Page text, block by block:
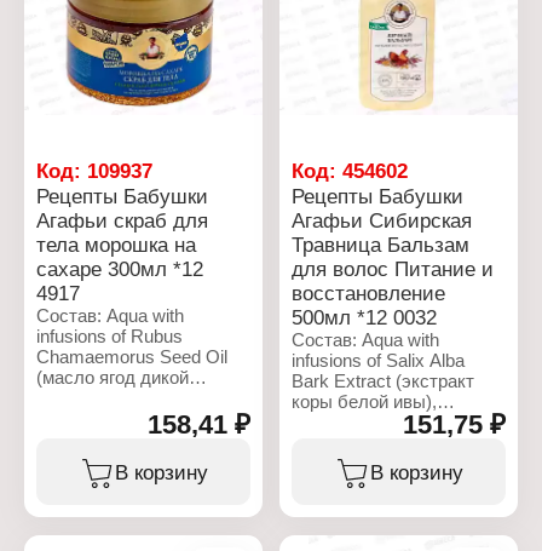
сосновой живицей
Объем: 800 г
(овсяное толокно),
Sodium Cetearyl Sulfate,
Benzyl Alcohol, Parfum.
Характеристики:
Коллекция: Банька
Агафьи
Тип товара: Маска для
лица
Название: "Голубая"
Действие: очищение
Активные компоненты:
голубая глина, экстракт
мальвы, овсяное
толокно, васильковая
вода
Объем: 100 мл
Код: 109937
Рецепты Бабушки
Агафьи скраб для
тела морошка на
сахаре 300мл *12
4917
Состав: Aqua with
infusions of Rubus
Chamaemorus Seed Oil
(масло ягод дикой
Berberis Vulgaris Fruit
Juice (сок сибирского
барбариса); Lauryl
Glucoside, Carbomer,
(косточки малины),
158,41 ₽
В корзину
Код:454602
Рецепты Бабушки
Агафьи Сибирская
Травница Бальзам
для волос Питание и
восстановление
500мл *12 0032
Состав: Aqua with
infusions of Salix Alba
Bark Extract (экстракт
коры белой ивы),
Amaranthus Caudatus
сибирского амаранта);
Cetearyl Alcohol,
151,75 ₽
В корзину